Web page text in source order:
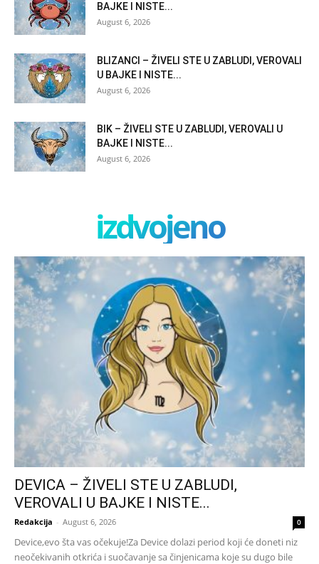
BAJKE I NISTE...
August 6, 2026
BLIZANCI – ŽIVELI STE U ZABLUDI, VEROVALI
U BAJKE I NISTE...
August 6, 2026
BIK – ŽIVELI STE U ZABLUDI, VEROVALI U
BAJKE I NISTE...
August 6, 2026
izdvojeno
DEVICA – ŽIVELI STE U ZABLUDI,
VEROVALI U BAJKE I NISTE...
Redakcija - August 6, 2026 0
Device,evo šta vas očekuje!Za Device dolazi period koji će doneti niz
neočekivanih otkrića i suočavanje sa činjenicama koje su dugo bile